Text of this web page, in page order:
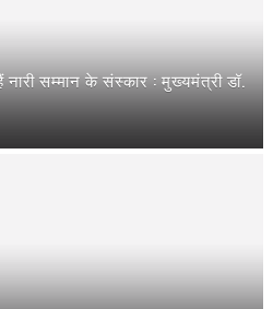
सम्मान के संस्कार : मुख्यमंत्री डॉ.